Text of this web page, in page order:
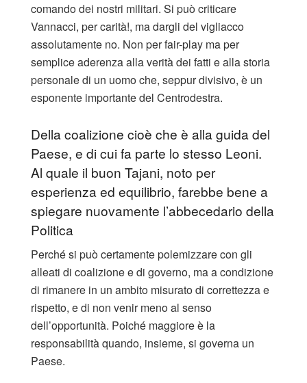
comando dei nostri militari. Si può criticare
Vannacci, per carità!, ma dargli del vigliacco
assolutamente no. Non per fair-play ma per
semplice aderenza alla verità dei fatti e alla storia
personale di un uomo che, seppur divisivo, è un
esponente importante del Centrodestra.
Della coalizione cioè che è alla guida del
Paese, e di cui fa parte lo stesso Leoni.
Al quale il buon Tajani, noto per
esperienza ed equilibrio, farebbe bene a
spiegare nuovamente l’abbecedario della
Politica
Perché si può certamente polemizzare con gli
alleati di coalizione e di governo, ma a condizione
di rimanere in un ambito misurato di correttezza e
rispetto, e di non venir meno al senso
dell’opportunità. Poiché maggiore è la
responsabilità quando, insieme, si governa un
Paese.